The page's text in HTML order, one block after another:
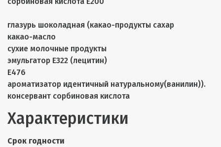
глазурь шоколадная (какао-продукты сахар
какао-масло
сухие молочные продукты
эмульгатор Е322 (лецитин)
Е476
ароматизатор идентичный натуральному(ванилин)).
консервант сорбиновая кислота
Характеристики
Срок годности